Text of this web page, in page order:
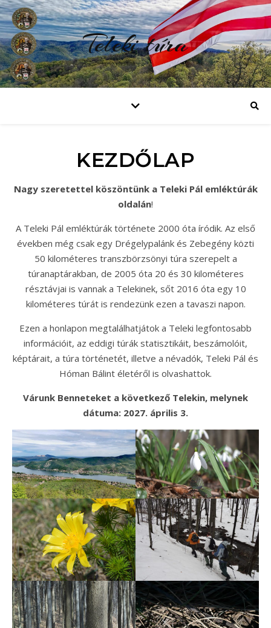
Teleki túra
KEZDŐLAP
Nagy szeretettel köszöntünk a Teleki Pál emléktúrák
oldalán!
A Teleki Pál emléktúrák története 2000 óta íródik. Az első
években még csak egy Drégelypalánk és Zebegény közti
50 kilométeres transzbörzsönyi túra szerepelt a
túranaptárakban, de 2005 óta 20 és 30 kilométeres
résztávjai is vannak a Telekinek, sőt 2016 óta egy 10
kilométeres túrát is rendezünk ezen a tavaszi napon.
Ezen a honlapon megtalálhatjátok a Teleki legfontosabb
információit, az eddigi túrák statisztikáit, beszámolóit,
képtárait, a túra történetét, illetve a névadók, Teleki Pál és
Hóman Bálint életéről is olvashattok.
Várunk Benneteket a következő Telekin, melynek
dátuma: 2027. április 3.